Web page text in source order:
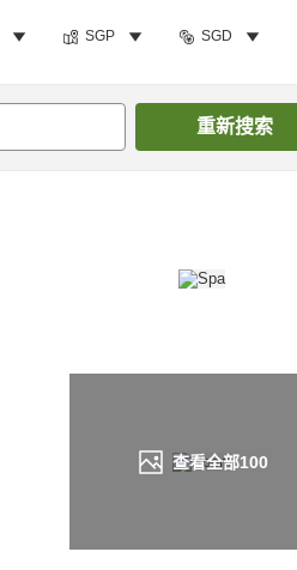
SGP SGD
重新搜索
查看全部100
搜索客房